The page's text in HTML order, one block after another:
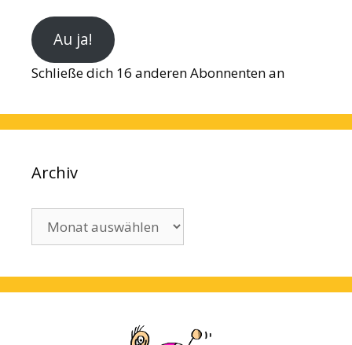
Au ja!
Schließe dich 16 anderen Abonnenten an
Archiv